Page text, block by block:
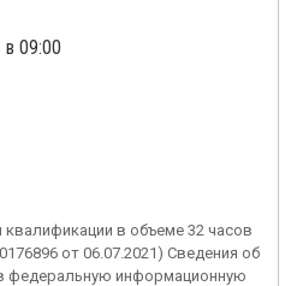
в 09:00
в объеме 32 часов
от 06.07.2021) Сведения об
федеральную информационную